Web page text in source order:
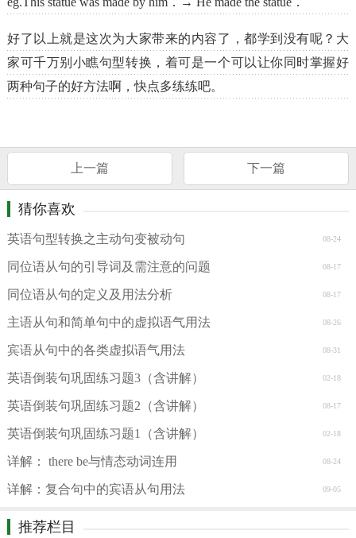
好了以上就是这次为大家带来的内容了，都学到没有呢？大
家可千万别小瞧句型转换，着可是一个可以让你同时掌握好
两种句子的好方法啊，快点多练练吧。
上一篇 下一篇
猜你喜欢
08-24
英语句型转换之主动句变被动句
08-17
同位语从句的引导词及需注意的问题
08-17
同位语从句的定义及用法分析
08-26
主语从句和简单句中的虚拟语气用法
08-31
宾语从句中的各类虚拟语气用法
02-18
英语倒装句巩固练习题3（含讲解）
08-17
英语倒装句巩固练习题2（含讲解）
02-18
英语倒装句巩固练习题1（含讲解）
08-24
详解： there be与情态动词连用
09-05
详解：复合句中的宾语从句用法
推荐栏目